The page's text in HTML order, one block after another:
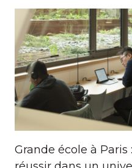
Grande école à